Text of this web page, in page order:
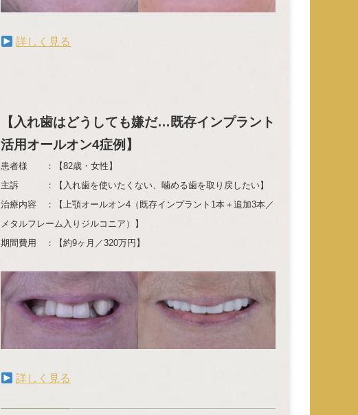
詳しく見る
【入れ歯はどうしても嫌だ…既存インプラント
活用オールオン4症例】
患者様 ：【82歳・女性】
主訴 ：【入れ歯を使いたくない、噛める歯を取り戻したい】
治療内容 ：【上顎オールオン4（既存インプラント1本＋追加3本／
メタルフレーム入りジルコニア）】
期間費用 ：【約9ヶ月／320万円】
詳しく見る